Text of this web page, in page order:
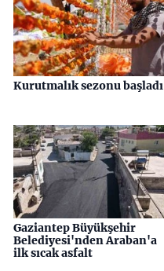
Kurutmalık sezonu başladı
Gaziantep Büyükşehir
Belediyesi'nden Araban'a
ilk sıcak asfalt